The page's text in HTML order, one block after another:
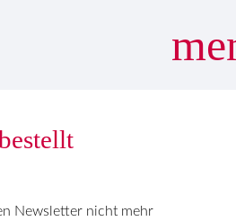
Newsletter nicht mehr